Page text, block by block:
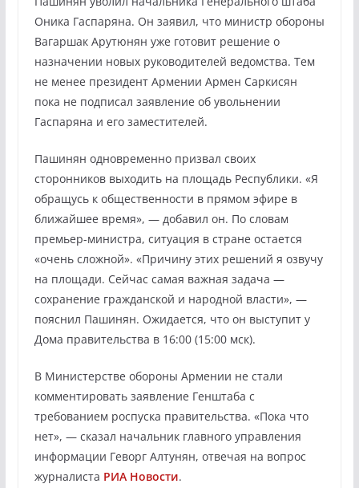
Оника Гаспаряна. Он заявил, что министр обороны
Вагаршак Арутюнян уже готовит решение о
назначении новых руководителей ведомства. Тем
не менее президент Армении Армен Саркисян
пока не подписал заявление об увольнении
Гаспаряна и его заместителей.
Пашинян одновременно призвал своих
сторонников выходить на площадь Республики. «Я
обращусь к общественности в прямом эфире в
ближайшее время», — добавил он. По словам
премьер-министра, ситуация в стране остается
«очень сложной». «Причину этих решений я озвучу
на площади. Сейчас самая важная задача —
сохранение гражданской и народной власти», —
пояснил Пашинян. Ожидается, что он выступит у
Дома правительства в 16:00 (15:00 мск).
В Министерстве обороны Армении не стали
комментировать заявление Генштаба с
требованием роспуска правительства. «Пока что
нет», — сказал начальник главного управления
информации Геворг Алтунян, отвечая на вопрос
журналиста РИА Новости.